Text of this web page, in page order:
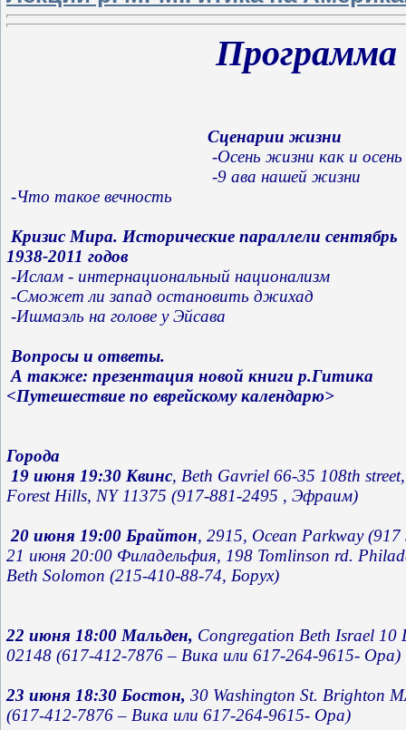
Сценарии жизни
-Осень жизни как и осень
-9 ава нашей жизни
-Что такое вечность
Кризис Мира. Исторические параллели сентябрь
1938-2011 годов
-Ислам - интернациональный национализм
-Сможет ли запад остановить джихад
-Ишмаэль на голове у Эйсава
Вопросы и ответы.
А также: презентация новой книги р.Гитика
<Путешествие по еврейскому календарю>
Города
19 июня 19:30 Квинс, Beth Gavriel 66-35 108th
Forest Hills, NY 11375 (917-881-2495 , Эфраим)
20 июня 19:00 Брайтон, 2915, Ocean Parkway
21 июня 20:00 Филадельфия, 198 Tomlinson rd.
Beth Solomon (215-410-88-74, Борух)
22 июня 18:00 Мальден, Congregation Beth Israel 10
23 июня 18:30 Бостон, 30 Washington St. Brighton
(617-412-7876 – Вика или 617-264-9615- Ора)